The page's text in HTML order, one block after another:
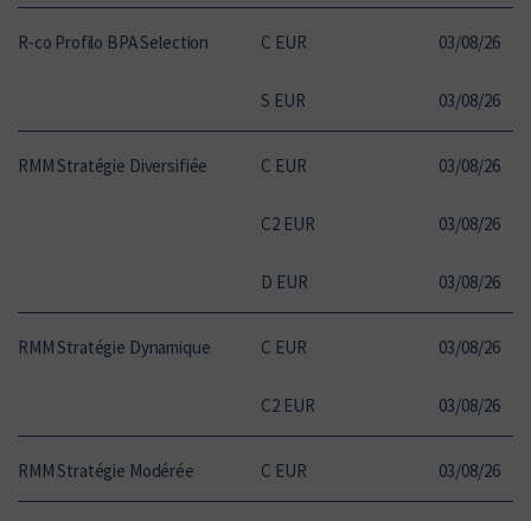
R-co Profilo BPA Selection C EUR 03/08/26
S EUR 03/08/26
RMM Stratégie Diversifiée C EUR 03/08/26
C2 EUR 03/08/26
D EUR 03/08/26
RMM Stratégie Dynamique C EUR 03/08/26
C2 EUR 03/08/26
RMM Stratégie Modérée C EUR 03/08/26